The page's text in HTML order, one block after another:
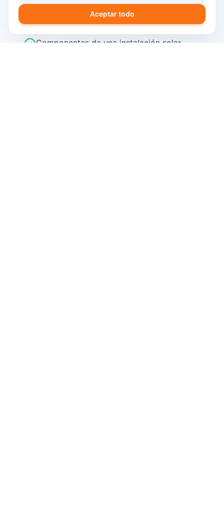
2026
Cálculo del retorno de inversión
Componentes de una instalación solar
Aceptar todo